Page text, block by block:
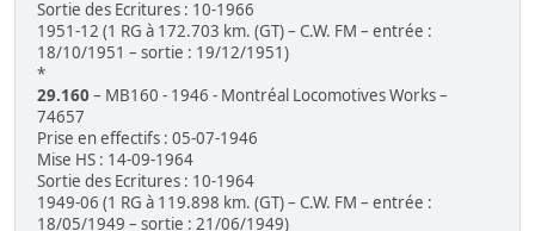
Sortie des Ecritures : 10-1966
1951-12 (1 RG à 172.703 km. (GT) – C.W. FM – entrée :
18/10/1951 – sortie : 19/12/1951)
*
29.160 – MB160 - 1946 - Montréal Locomotives Works –
74657
Prise en effectifs : 05-07-1946
Mise HS : 14-09-1964
Sortie des Ecritures : 10-1964
1949-06 (1 RG à 119.898 km. (GT) – C.W. FM – entrée :
18/05/1949 – sortie : 21/06/1949)